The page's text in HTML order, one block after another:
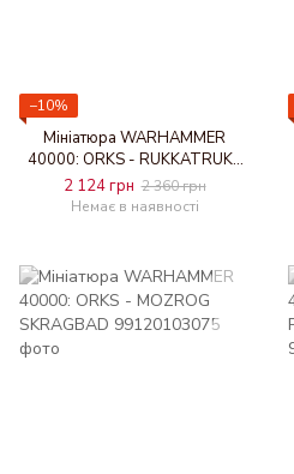
−10%
Мініатюра WARHAMMER
40000: ORKS - RUKKATRUKK
SQUIGBUGGY
2 124 грн 2 360 грн
Немає в наявності